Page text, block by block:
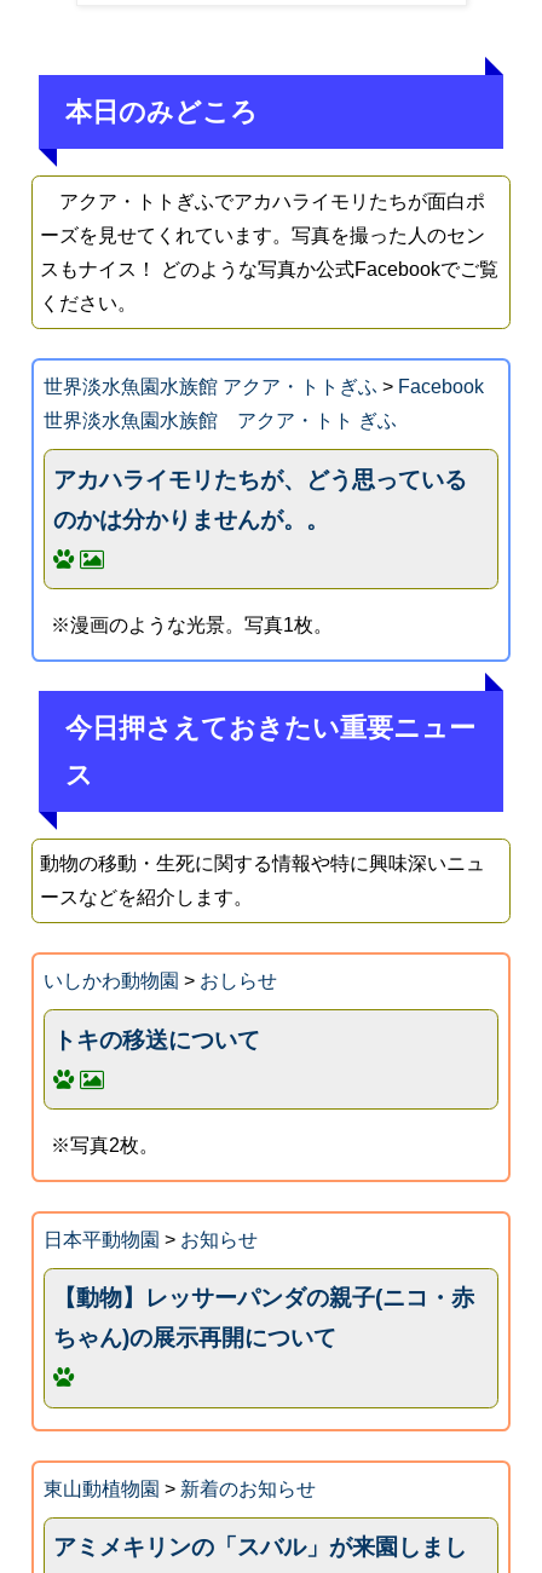
本日のみどころ
アクア・トトぎふでアカハライモリたちが面白ポ
ーズを見せてくれています。写真を撮った人のセン
スもナイス！ どのような写真か公式Facebookでご覧
ください。
世界淡水魚園水族館 アクア・トトぎふ > Facebook
世界淡水魚園水族館 アクア・トト ぎふ
アカハライモリたちが、どう思っている
のかは分かりませんが。。
※漫画のような光景。写真1枚。
今日押さえておきたい重要ニュー
ス
動物の移動・生死に関する情報や特に興味深いニュ
ースなどを紹介します。
いしかわ動物園 > おしらせ
トキの移送について
※写真2枚。
日本平動物園 > お知らせ
【動物】レッサーパンダの親子(ニコ・赤
ちゃん)の展示再開について
東山動植物園 > 新着のお知らせ
アミメキリンの「スバル」が来園しまし